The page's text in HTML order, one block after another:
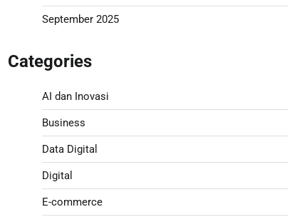
September 2025
Categories
AI dan Inovasi
Business
Data Digital
Digital
E-commerce